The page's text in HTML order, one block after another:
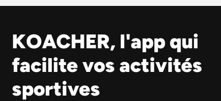
KOACHER, l'app qui
facilite vos activités
sportives